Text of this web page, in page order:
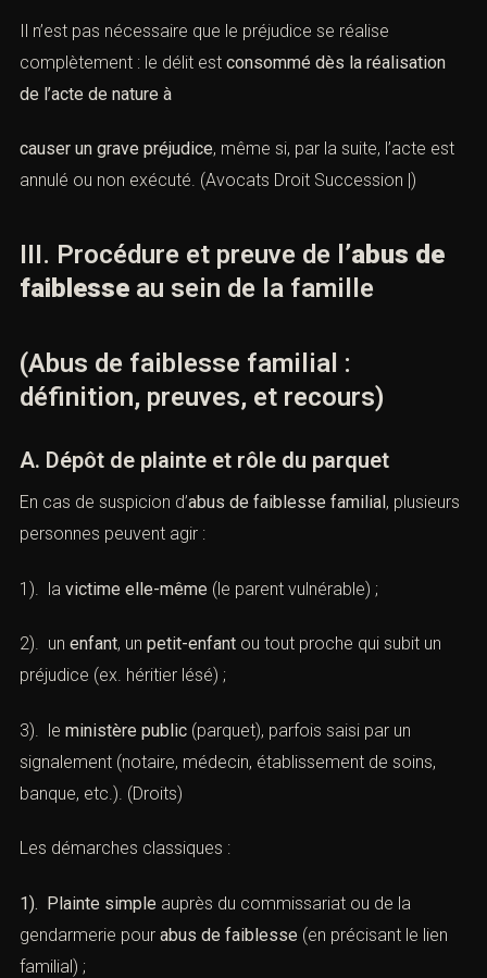
Il n’est pas nécessaire que le préjudice se réalise
complètement : le délit est consommé dès la réalisation
de l’acte de nature à
causer un grave préjudice, même si, par la suite, l’acte est
annulé ou non exécuté. (Avocats Droit Succession | )
III. Procédure et preuve de l’abus de
faiblesse au sein de la famille
(Abus de faiblesse familial :
définition, preuves, et recours)
A. Dépôt de plainte et rôle du parquet
En cas de suspicion d’abus de faiblesse familial, plusieurs
personnes peuvent agir :
1). la victime elle-même (le parent vulnérable) ;
2). un enfant, un petit-enfant ou tout proche qui subit un
préjudice (ex. héritier lésé) ;
3). le ministère public (parquet), parfois saisi par un
signalement (notaire, médecin, établissement de soins,
banque, etc.). (Droits)
Les démarches classiques :
1). Plainte simple auprès du commissariat ou de la
gendarmerie pour abus de faiblesse (en précisant le lien
familial) ;